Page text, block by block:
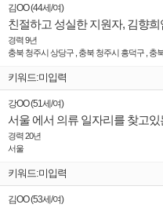
김OO(44세 /여)
친절하고 성실한 지원자, 김향희
경력 9년
충북 청주시 상당구 , 충북 청주시 흥덕구 , 충
키워드:미입력
강OO(51세 /여)
서울 에서 의류 일자리를 찾고
경력 20년
서울
키워드:미입력
김OO(53세 /여)